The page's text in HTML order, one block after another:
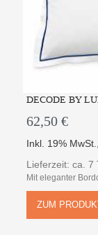
DECODE BY
62,50 €
Inkl. 19% MwSt.
Lieferzeit: ca. 7
Mit eleganter
ZUM